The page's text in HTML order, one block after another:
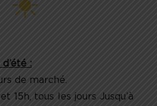
:
de marché.
15h, tous les jours Jusqu’à